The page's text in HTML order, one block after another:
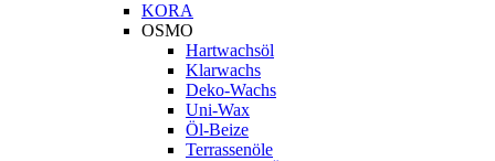
KORA
OSMO
Hartwachsöl
Klarwachs
Deko-Wachs
Uni-Wax
Öl-Beize
Terrassenöle